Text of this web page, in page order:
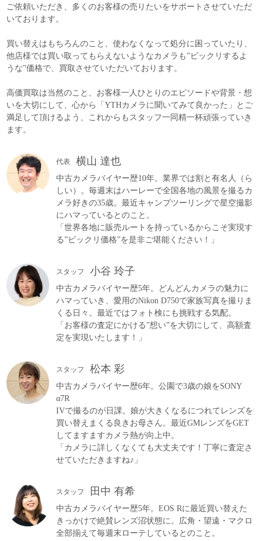
ご依頼いただき、多くのお客様の売りたいをサポートさせていただ
いております。
買い替えはもちろんのこと、使わなくなって処分に困っていたり、
他店様では買い取ってもらえないようなカメラも”ビックリするよ
うな”価格で、買取させていただいております。
高価買取は当然のこと、お客様一人ひとりのエピソードや背景・想
いを大切にして、心から「YTHカメラに聞いてみて良かった」とご
満足して頂けるよう、これからもスタッフ一同精一杯頑張っていき
ます。
代表 横山 達也
中古カメラバイヤー歴10年。業界では割と有名人（ら
しい）。毎週末はハーレーで全国各地の風景を撮るカ
メラ好きの35歳。最近キャンプツーリングで星空撮影
にハマっているとのこと。
「世界各地に販売ルートを持っているからこそ実現す
る”ビックリ価格”を是非ご堪能ください！」
スタッフ 小谷 玲子
中古カメラバイヤー歴5年。どんどんカメラの魅力に
ハマっていき、愛用のNikon D750で家族写真を撮りま
くる日々。最近ではフォト検にも挑戦する気配。
「お客様の査定にかける”想い”を大切にして、高額査
定を実現いたします！」
スタッフ 松本 彩
中古カメラバイヤー歴6年。公園で3歳の娘をSONY
α7R
IVで撮るのが日課。娘が大きくなるにつれてレンズを
買い替えまくる良きお母さん。最近GMレンズをGET
してますますカメラ熱が向上中。
「カメラに詳しくなくても大丈夫です！丁寧に査定さ
せていただきますね♪」
スタッフ 田中 有希
中古カメラバイヤー歴5年。EOS Rに最近買い替えた
きっかけで絶賛レンズ沼状態に。広角・望遠・マクロ
全部揃えて毎週末ローテしているとのこと。